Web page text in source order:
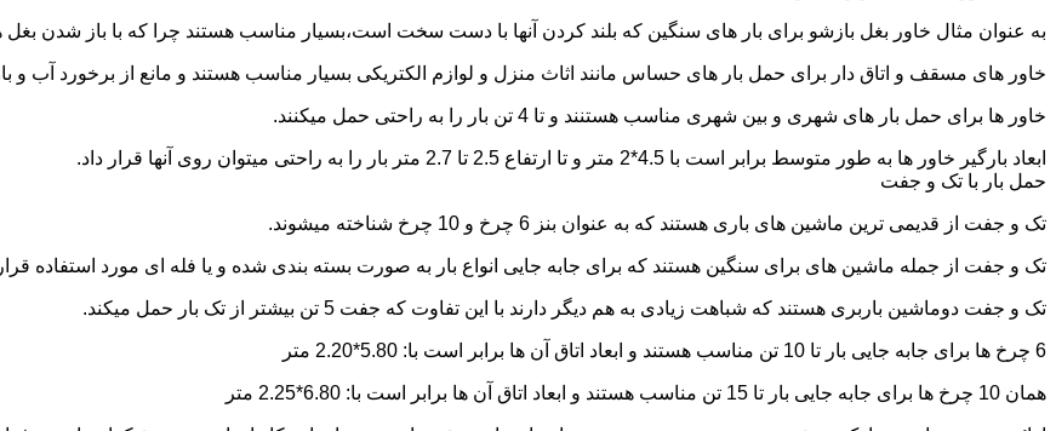
به عنوان مثال خاور بغل بازشو برای بار های سنگین که بلند کردن آنها با دست سخت است،بسیار مناسب هستند چرا که با باز شدن بغل
خاور های مسقف و اتاق دار برای حمل بار های حساس مانند اثاث منزل و لوازم الکتریکی بسیار مناسب هستند و مانع از برخورد آب و
خاور ها برای حمل بار های شهری و بین شهری مناسب هستنند و تا 4 تن بار را به راحتی حمل میکنند.
ابعاد بارگیر خاور ها به طور متوسط برابر است با 4.5*2 متر و تا ارتفاع 2.5 تا 2.7 متر بار را به راحتی میتوان روی آنها قرار داد.
حمل بار با تک و جفت
تک و جفت از قدیمی ترین ماشین های باری هستند که به عنوان بنز 6 چرخ و 10 چرخ شناخته میشوند.
تک و جفت از جمله ماشین های برای سنگین هستند که برای جابه جایی انواع بار به صورت بسته بندی شده و یا فله ای مورد استفاده
تک و جفت دوماشین باربری هستند که شباهت زیادی به هم دیگر دارند با این تفاوت که جفت 5 تن بیشتر از تک بار حمل میکند.
6 چرخ ها برای جابه جایی بار تا 10 تن مناسب هستند و ابعاد اتاق آن ها برابر است با: 5.80*2.20 متر
همان 10 چرخ ها برای جابه جایی بار تا 15 تن مناسب هستند و ابعاد اتاق آن ها برابر است با: 6.80*2.25 متر